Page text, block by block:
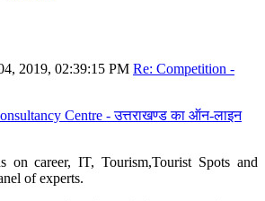
2019, 02:39:15 PM Re: Competition -
Centre - उत्तराखण्ड का ऑन-लाइन
on career, IT, Tourism,Tourist Spots and
of experts.